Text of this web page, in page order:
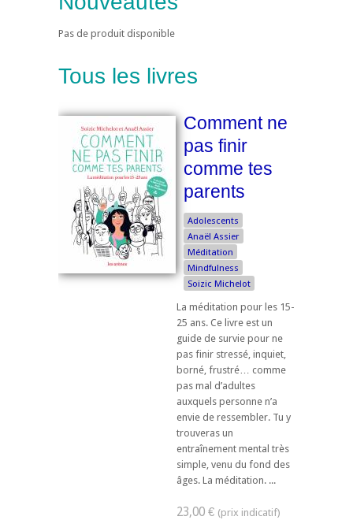
Pas de produit disponible
Tous les livres
Comment ne
pas finir
comme tes
parents
Adolescents
Anaël Assier
Méditation
Mindfulness
Soizic Michelot
La méditation pour les 15-
25 ans. Ce livre est un
guide de survie pour ne
pas finir stressé, inquiet,
borné, frustré… comme
pas mal d’adultes
auxquels personne n’a
envie de ressembler. Tu y
trouveras un
entraînement mental très
simple, venu du fond des
âges. La méditation. ...
23,00 €